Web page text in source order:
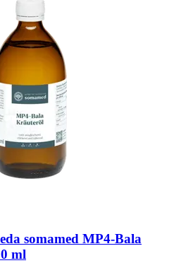
somamed MP4-​Bala
ml